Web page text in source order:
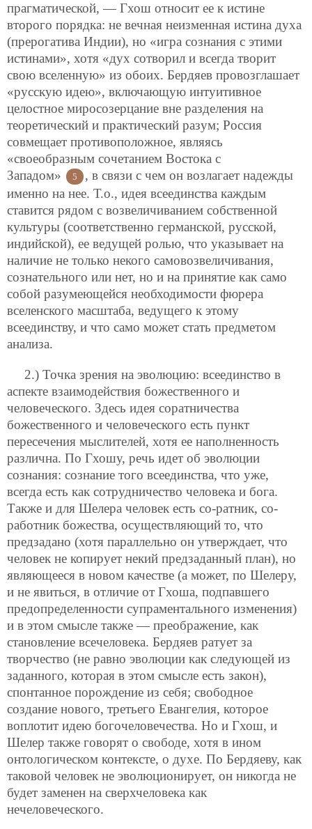
прагматической, — Гхош относит ее к истине
второго порядка: не вечная неизменная истина духа
(прерогатива Индии), но «игра сознания с этими
истинами», хотя «дух сотворил и всегда творит
свою вселенную» из обоих. Бердяев провозглашает
«русскую идею», включающую интуитивное
целостное миросозерцание вне разделения на
теоретический и практический разум; Россия
совмещает противоположное, являясь
«своеобразным сочетанием Востока с
Западом»
5
, в связи с чем он возлагает надежды
именно на нее. Т.о., идея всеединства каждым
ставится рядом с возвеличиванием собственной
культуры (соответственно германской, русской,
индийской), ее ведущей ролью, что указывает на
наличие не только некого самовозвеличивания,
сознательного или нет, но и на принятие как само
собой разумеющейся необходимости фюрера
вселенского масштаба, ведущего к этому
всеединству, и что само может стать предметом
анализа.
2.) Точка зрения на эволюцию: всеединство в
аспекте взаимодействия божественного и
человеческого. Здесь идея соратничества
божественного и человеческого есть пункт
пересечения мыслителей, хотя ее наполненность
различна. По Гхошу, речь идет об эволюции
сознания: сознание того всеединства, что уже,
всегда есть как сотрудничество человека и бога.
Также и для Шелера человек есть со-ратник, со-
работник божества, осуществляющий то, что
предзадано (хотя параллельно он утверждает, что
человек не копирует некий предзаданный план), но
являющееся в новом качестве (а может, по Шелеру,
и не явиться, в отличие от Гхоша, подпавшего
предопределенности супраментального изменения)
и в этом смысле также — преображение, как
становление всечеловека. Бердяев ратует за
творчество (не равно эволюции как следующей из
заданного, которая в этом смысле есть закон),
спонтанное порождение из себя; свободное
создание нового, третьего Евангелия, которое
воплотит идею богочеловечества. Но и Гхош, и
Шелер также говорят о свободе, хотя в ином
онтологическом контексте, о духе. По Бердяеву, как
таковой человек не эволюционирует, он никогда не
будет заменен на сверхчеловека как
нечеловеческого.